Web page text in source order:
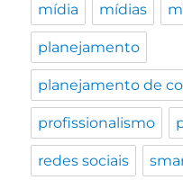
mídia mídias
planejamento
planejamento de
profissionalismo
redes sociais